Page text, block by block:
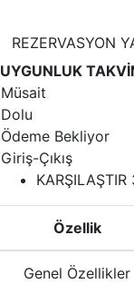
REZERVASYON
UYGUNLUK
Müsait
Dolu
Ödeme Bekliyor
Giriş-Çıkış
KARŞILAŞTIR
Özellik
Genel Özellikler